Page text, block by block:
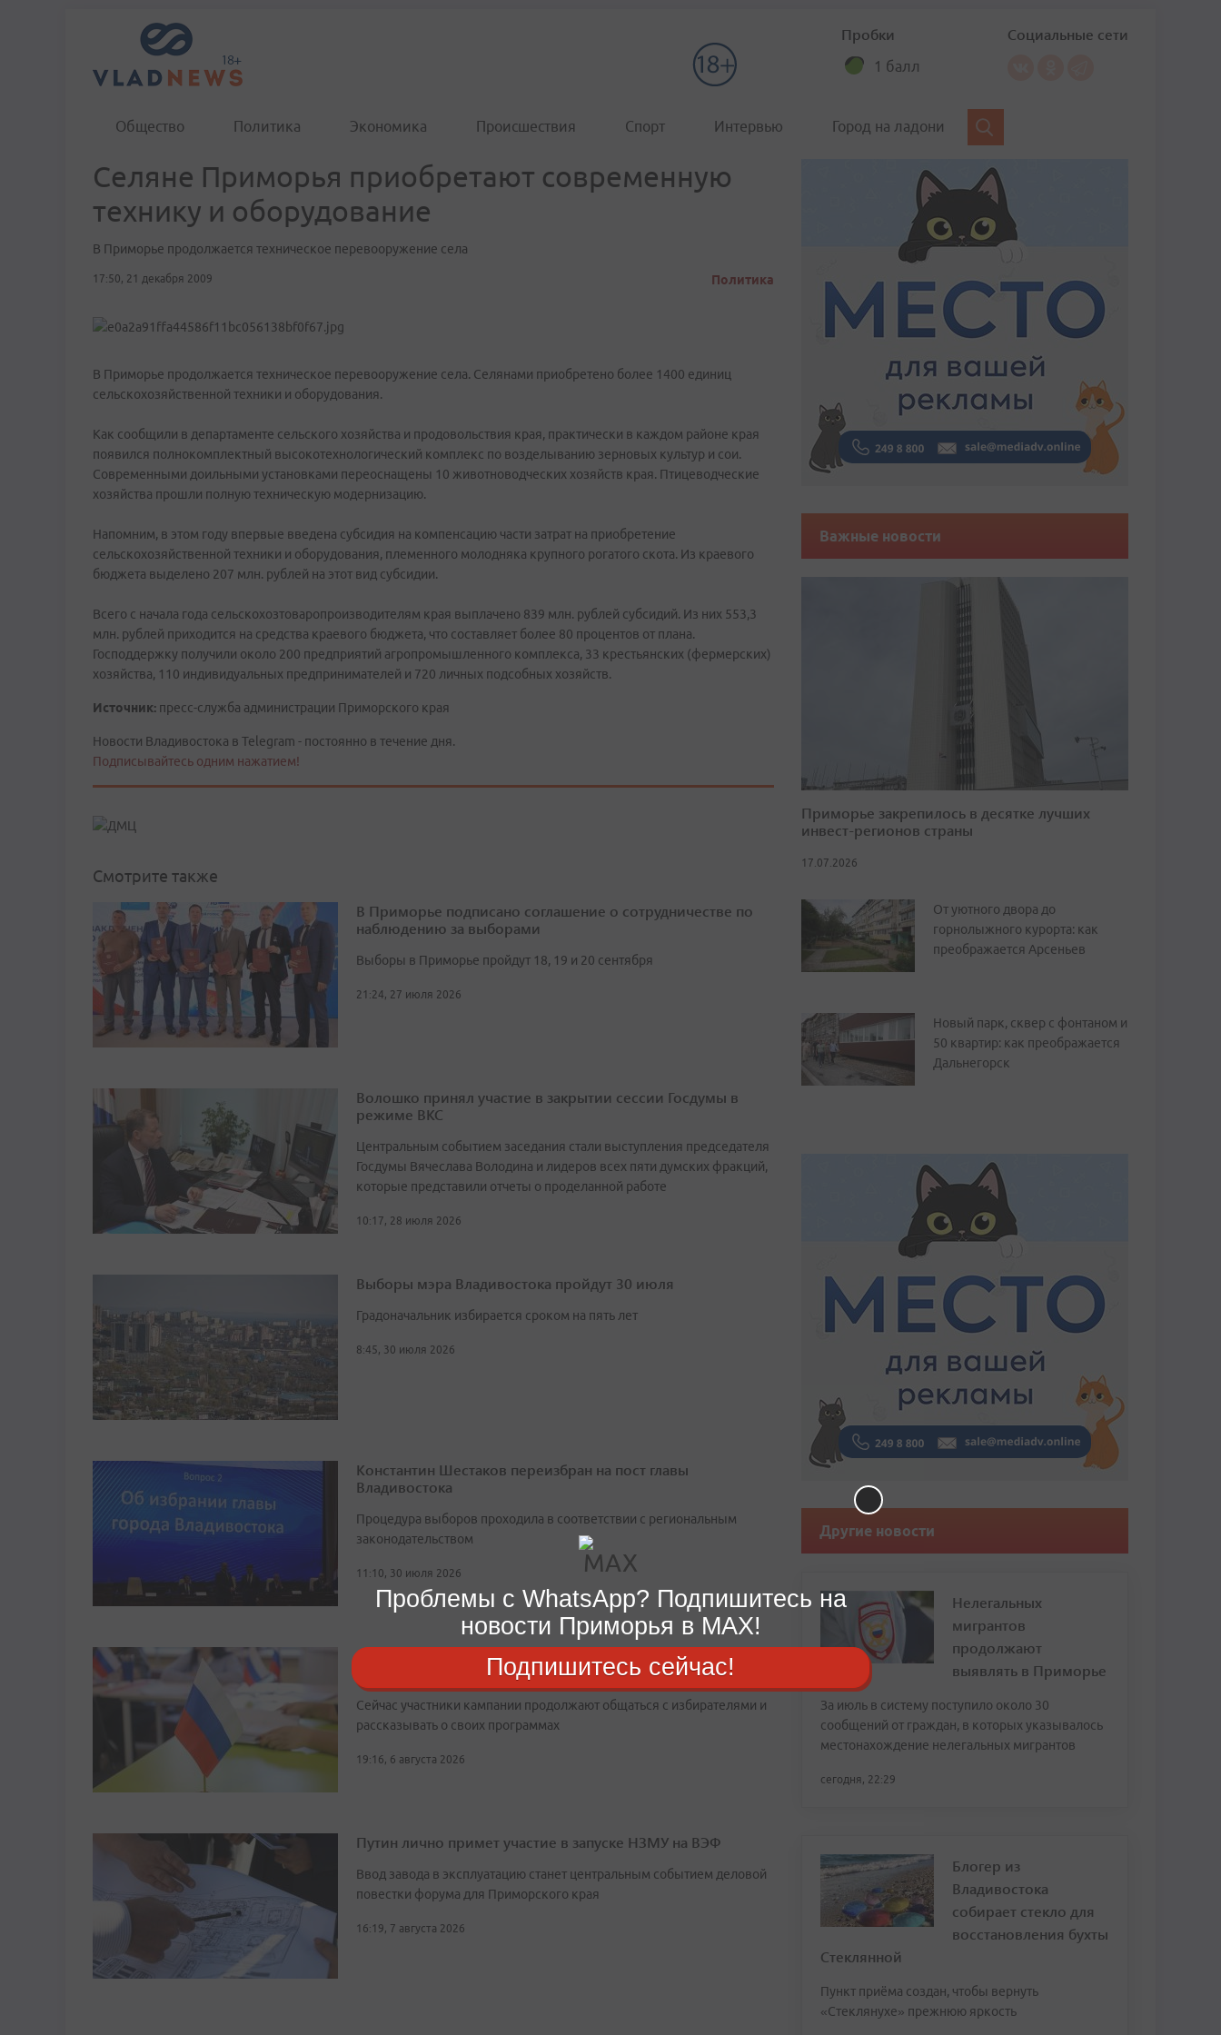
Пробки
1 балл
Социальные сети
Общество Политика Экономика Происшествия Спорт Интервью Город на ладони
Селяне Приморья приобретают современную
технику и оборудование
В Приморье продолжается техническое перевооружение села
17:50, 21 декабря 2009 Политика
В Приморье продолжается техническое перевооружение села. Селянами приобретено более 1400 единиц
сельскохозяйственной техники и оборудования.
Как сообщили в департаменте сельского хозяйства и продовольствия края, практически в каждом районе края
появился полнокомплектный высокотехнологический комплекс по возделыванию зерновых культур и сои.
Современными доильными установками переоснащены 10 животноводческих хозяйств края. Птицеводческие
хозяйства прошли полную техническую модернизацию.
Напомним, в этом году впервые введена субсидия на компенсацию части затрат на приобретение
сельскохозяйственной техники и оборудования, племенного молодняка крупного рогатого скота. Из краевого
бюджета выделено 207 млн. рублей на этот вид субсидии.
Всего с начала года сельскохозтоваропроизводителям края выплачено 839 млн. рублей субсидий. Из них 553,3
млн. рублей приходится на средства краевого бюджета, что составляет более 80 процентов от плана.
Господдержку получили около 200 предприятий агропромышленного комплекса, 33 крестьянских (фермерских)
хозяйства, 110 индивидуальных предпринимателей и 720 личных подсобных хозяйств.
Источник: пресс-служба администрации Приморского края
Новости Владивостока в Telegram - постоянно в течение дня.
Подписывайтесь одним нажатием!
Смотрите также
В Приморье подписано соглашение о сотрудничестве по
наблюдению за выборами
Выборы в Приморье пройдут 18, 19 и 20 сентября
21:24, 27 июля 2026
Волошко принял участие в закрытии сессии Госдумы в
режиме ВКС
Центральным событием заседания стали выступления председателя
Госдумы Вячеслава Володина и лидеров всех пяти думских фракций,
которые представили отчеты о проделанной работе
10:17, 28 июля 2026
Выборы мэра Владивостока пройдут 30 июля
Градоначальник избирается сроком на пять лет
8:45, 30 июля 2026
Константин Шестаков переизбран на пост главы
Владивостока
Процедура выборов проходила в соответствии с региональным
законодательством
11:10, 30 июля 2026
В Приморье завершилась регистрация кандидатов в
Госдуму и Заксобрание
Сейчас участники кампании продолжают общаться с избирателями и
рассказывать о своих программах
19:16, 6 августа 2026
Путин лично примет участие в запуске НЗМУ на ВЭФ
Ввод завода в эксплуатацию станет центральным событием деловой
повестки форума для Приморского края
16:19, 7 августа 2026
Важные новости
Приморье закрепилось в десятке лучших
инвест-регионов страны
17.07.2026
От уютного двора до
горнолыжного курорта: как
преображается Арсеньев
Новый парк, сквер с фонтаном и
50 квартир: как преображается
Дальнегорск
Другие новости
Нелегальных
мигрантов
продолжают
выявлять в Приморье
За июль в систему поступило около 30
сообщений от граждан, в которых указывалось
местонахождение нелегальных мигрантов
сегодня, 22:29
Блогер из
Владивостока
собирает стекло для
восстановления бухты
Стеклянной
Пункт приёма создан, чтобы вернуть
«Стеклянухе» прежнюю яркость
Проблемы с WhatsApp? Подпишитесь на
новости Приморья в MAX!
Подпишитесь сейчас!